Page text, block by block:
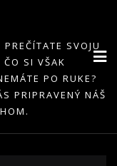
SVOJU
SI VŠAK
PO RUKE?
PRIPRAVENÝ NÁŠ